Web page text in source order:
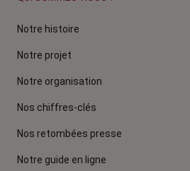
Notre histoire
Notre projet
Notre organisation
Nos chiffres-clés
Nos retombées presse
Notre guide en ligne